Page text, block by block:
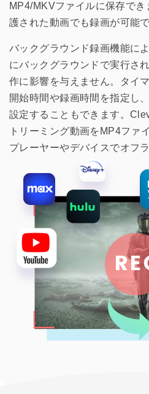
MP4/MKVファイルに保存で
護された動画でも録画が可能で
バックグラウンド録画機能に
にバックグラウンドで実行さ
作に影響を与えません。タイ
開始時間や録画時間を指定し
設定することもできます。
トリーミング動画をMP4ファ
プレーヤーやデバイスでオフ